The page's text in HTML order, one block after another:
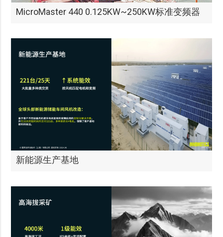
MicroMaster 440 0.125KW~250KW标准变频器
新能源生产基地